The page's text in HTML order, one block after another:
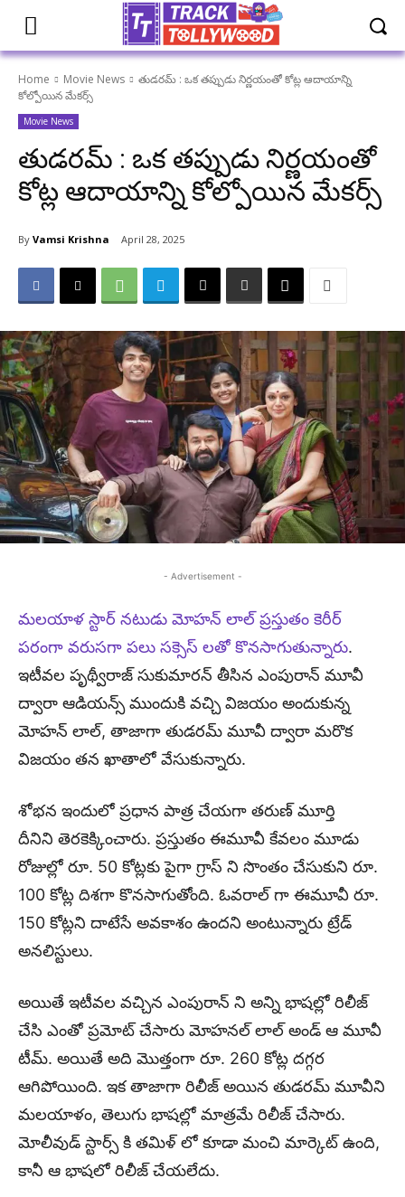
Home Movie News
తుడరమ్ : ఒక తప్పుడు నిర్ణయంతో కోట్ల ఆదాయాన్ని
కోల్పోయిన మేకర్స్
Movie News
తుడరమ్ : ఒక తప్పుడు నిర్ణయంతో
కోట్ల ఆదాయాన్ని కోల్పోయిన మేకర్స్
By Vamsi Krishna April 28, 2025
- Advertisement -
మలయాళ స్టార్ నటుడు మోహన్ లాల్ ప్రస్తుతం కెరీర్
పరంగా వరుసగా పలు సక్సెస్ లతో కొనసాగుతున్నారు.
ఇటీవల పృథ్వీరాజ్ సుకుమారన్ తీసిన ఎంపురాన్ మూవీ
ద్వారా ఆడియన్స్ ముందుకి వచ్చి విజయం అందుకున్న
మోహన్ లాల్, తాజాగా తుడరమ్ మూవీ ద్వారా మరొక
విజయం తన ఖాతాలో వేసుకున్నారు.
శోభన ఇందులో ప్రధాన పాత్ర చేయగా తరుణ్ మూర్తి
దీనిని తెరకెక్కించారు. ప్రస్తుతం ఈమూవీ కేవలం మూడు
రోజుల్లో రూ. 50 కోట్లకు పైగా గ్రాస్ ని సొంతం చేసుకుని రూ.
100 కోట్ల దిశగా కొనసాగుతోంది. ఓవరాల్ గా ఈమూవీ రూ.
150 కోట్లని దాటేసే అవకాశం ఉందని అంటున్నారు ట్రేడ్
అనలిస్టులు.
అయితే ఇటీవల వచ్చిన ఎంపురాన్ ని అన్ని భాషల్లో రిలీజ్
చేసి ఎంతో ప్రమోట్ చేసారు మోహనల్ లాల్ అండ్ ఆ మూవీ
టీమ్. అయితే అది మొత్తంగా రూ. 260 కోట్ల దగ్గర
ఆగిపోయింది. ఇక తాజాగా రిలీజ్ అయిన తుడరమ్ మూవీని
మలయాళం, తెలుగు భాషల్లో మాత్రమే రిలీజ్ చేసారు.
మోలీవుడ్ స్టార్స్ కి తమిళ్ లో కూడా మంచి మార్కెట్ ఉంది,
కానీ ఆ భాషలో రిలీజ్ చేయలేదు.